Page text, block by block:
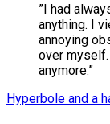
”I had
anything. I
annoying
over myself.
anymore.”
Hyperbole and a